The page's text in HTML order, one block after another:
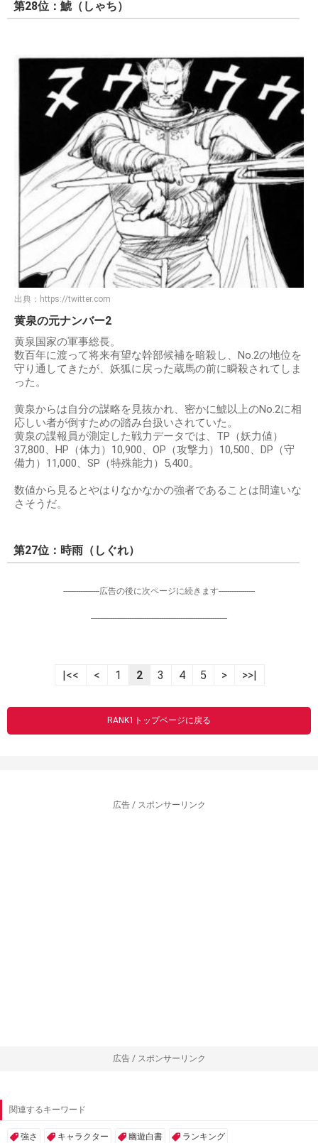
第28位：鯱（しゃち）
出典： https://twitter.com
黄泉の元ナンバー2
黄泉国家の軍事総長。
数百年に渡って将来有望な幹部候補を暗殺し、No.2の地位を
守り通してきたが、妖狐に戻った蔵馬の前に瞬殺されてしま
った。
黄泉からは自分の謀略を見抜かれ、密かに鯱以上のNo.2に相
応しい者が倒すための踏み台扱いされていた。
黄泉の諜報員が測定した戦力データでは、TP（妖力値）
37,800、HP（体力）10,900、OP（攻撃力）10,500、DP（守
備力）11,000、SP（特殊能力）5,400。
数値から見るとやはりなかなかの強者であることは間違いな
さそうだ。
第27位：時雨（しぐれ）
-----------------広告の後に次ページに続きます-----------------
----------------------------------------------------------------
|<< < 1 2 3 4 5 > >>|
RANK1トップページに戻る
広告 / スポンサーリンク
広告 / スポンサーリンク
関連するキーワード
強さ キャラクター 幽遊白書 ランキング